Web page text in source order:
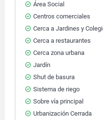
Área Social
Centros comerciales
Cerca a Jardines y
Cerca a restaurantes
Cerca zona urbana
Jardín
Shut de basura
Sistema de riego
Sobre vía principal
Urbanización Cerrada